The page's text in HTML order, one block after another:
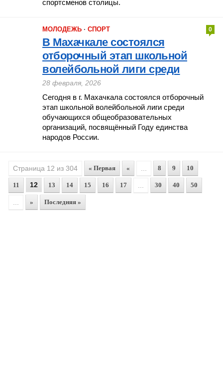
спортсменов столицы.
МОЛОДЕЖЬ · СПОРТ 0
В Махачкале состоялся
отборочный этап школьной
волейбольной лиги среди
28 февраля, 2026
Сегодня в г. Махачкала состоялся отборочный
этап школьной волейбольной лиги среди
обучающихся общеобразовательных
организаций, посвящённый Году единства
народов России.
Страница 12 из 304 « Первая « 8 9 10
11 12 13 14 15 16 17 30 40 50
» Последняя »